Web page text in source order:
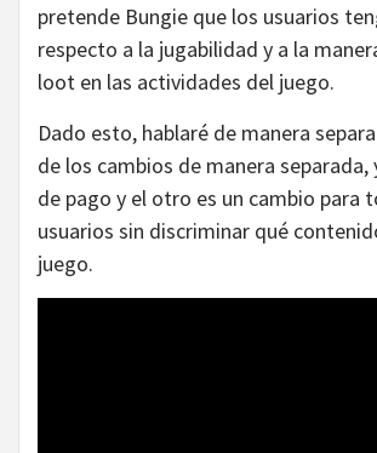
pretende Bungie que los usuarios
respecto a la jugabilidad y a la
loot en las actividades del juego.
Dado esto, hablaré de manera
de los cambios de manera separada,
de pago y el otro es un cambio para
usuarios sin discriminar qué
juego.